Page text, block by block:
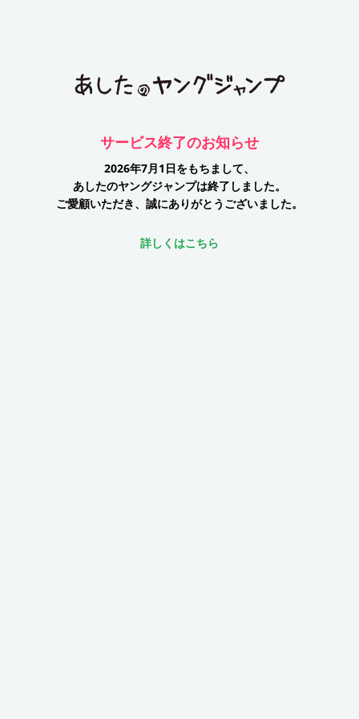
サービス終了のお知らせ
2026年7月1日をもちまして、
あしたのヤングジャンプは終了しました。
ご愛顧いただき、誠にありがとうございました。
詳しくはこちら